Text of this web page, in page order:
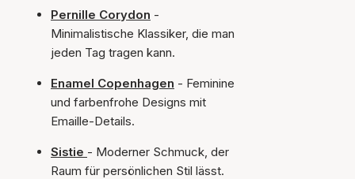
Pernille Corydon -
Minimalistische Klassiker, die man
jeden Tag tragen kann.
Enamel Copenhagen - Feminine
und farbenfrohe Designs mit
Emaille-Details.
Sistie - Moderner Schmuck, der
Raum für persönlichen Stil lässt.